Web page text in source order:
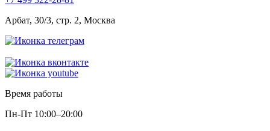
Арбат, 30/3, стр. 2, Москва
Время работы
Пн-Пт 10:00–20:00